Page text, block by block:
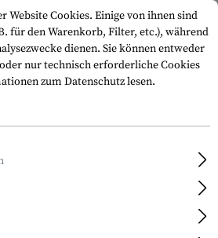
Website Cookies. Einige von ihnen sind
für den Warenkorb, Filter, etc.), während
dienen. Sie können entweder
nur technisch erforderliche Cookies
zum Datenschutz lesen.